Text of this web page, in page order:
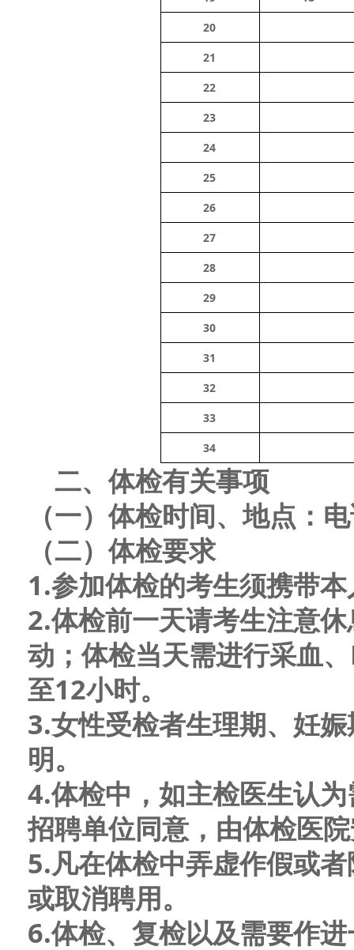
20
21
22
23
24
25
26
27
28
29
30
31
32
33
34
二、体检有关事项
（一）体检时间、地点：
（二）体检要求
1.参加体检的考生须携带
2.体检前一天请考生注意
动；体检当天需进行采血
至12小时。
3.女性受检者生理期、妊
明。
4.体检中，如主检医生认
招聘单位同意，由体检医
5.凡在体检中弄虚作假或
或取消聘用。
6.体检、复检以及需要作